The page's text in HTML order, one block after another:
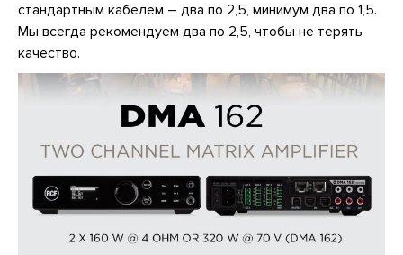
стандартным кабелем – два по 2,5, минимум два по 1,5.
Мы всегда рекомендуем два по 2,5, чтобы не терять
качество.